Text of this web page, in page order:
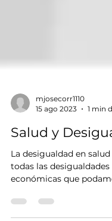
15 ago 2023
1 min
Salud y
La desigualdad en
económicas que
brechas en ingresos,...